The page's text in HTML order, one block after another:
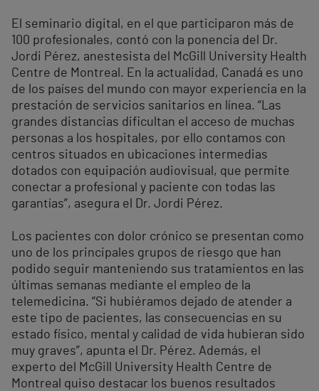
El seminario digital, en el que participaron más de
100 profesionales, contó con la ponencia del Dr.
Jordi Pérez, anestesista del McGill University Health
Centre de Montreal. En la actualidad, Canadá es uno
de los países del mundo con mayor experiencia en la
prestación de servicios sanitarios en línea. “Las
grandes distancias dificultan el acceso de muchas
personas a los hospitales, por ello contamos con
centros situados en ubicaciones intermedias
dotados con equipación audiovisual, que permite
conectar a profesional y paciente con todas las
garantías”, asegura el Dr. Jordi Pérez.
Los pacientes con dolor crónico se presentan como
uno de los principales grupos de riesgo que han
podido seguir manteniendo sus tratamientos en las
últimas semanas mediante el empleo de la
telemedicina. “Si hubiéramos dejado de atender a
este tipo de pacientes, las consecuencias en su
estado físico, mental y calidad de vida hubieran sido
muy graves”, apunta el Dr. Pérez. Además, el
experto del McGill University Health Centre de
Montreal quiso destacar los buenos resultados